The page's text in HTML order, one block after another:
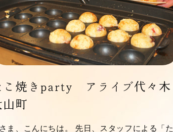
こ焼きparty アライブ代々木
山町
ま、こんにちは。 先日、スタッフによる「た